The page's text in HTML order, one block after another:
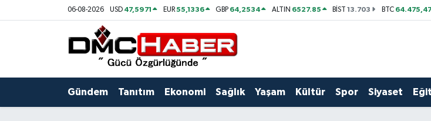
06-08-2026 USD 47,5971 EUR55,1336 GBP 64,2534 ALTIN 6527.85 BİST13.703 BTC 64.475,47
Gündem Tanıtım Ekonomi Sağlık Yaşam Kültür Spor Siyaset
Gündem
Nöbetçi Eczaneler